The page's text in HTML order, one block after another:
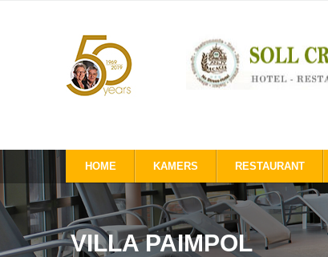
HOME KAMERS RESTAURANT
VILLA PAIMPOL